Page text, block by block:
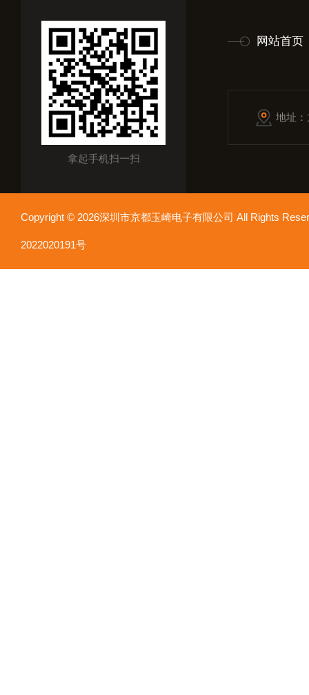
拿起手机扫一扫
网站首页
地址
Copyright © 2026深圳市京都玉崎电子有限公司 All Rights
2022020191号